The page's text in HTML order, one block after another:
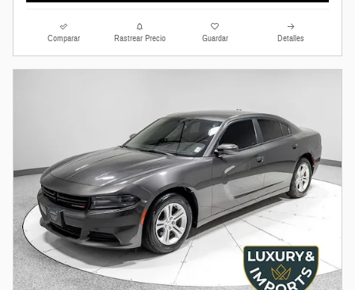
Comparar Rastrear Precio Guardar Detalles